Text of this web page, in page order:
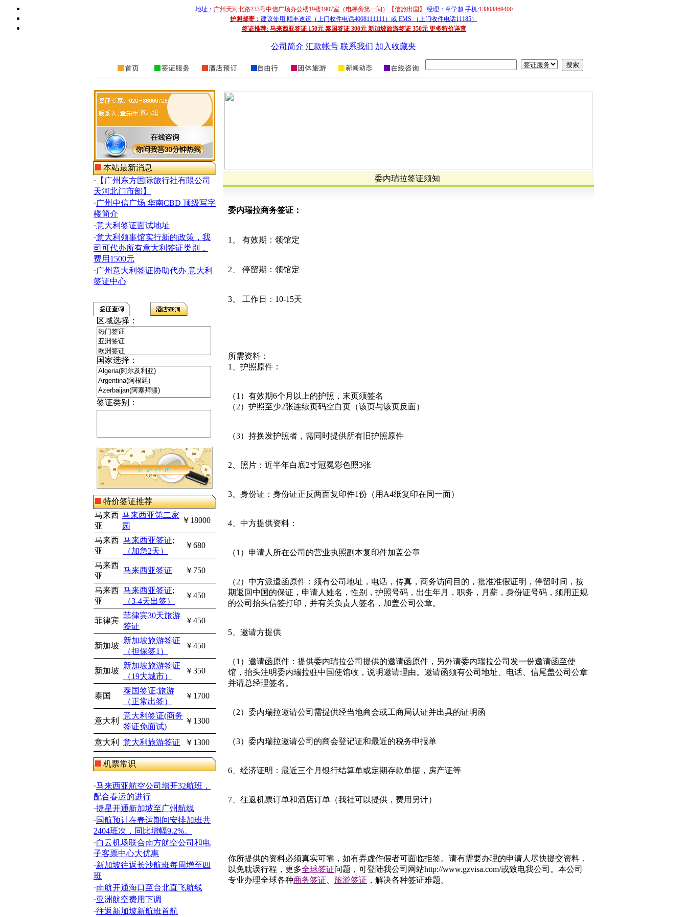
地址： 广州天河北路233号中信广场办公楼19楼1907室（电梯旁第一间）【信旅出国】 经理：章学超 手机:13808869400
护照邮寄： 建议使用 顺丰速运（上门收件电话4008111111）或 EMS （上门收件电话11185）
签证推荐: 马来西亚签证 150元 泰国签证 300元 新加坡旅游签证 350元 更多特价详查
公司简介 汇款帐号 联系我们 加入收藏夹
本站最新消息
· 【广州东方国际旅行社有限公司
天河北门市部】
·广州中信广场 华南CBD 顶级写字
楼简介
·意大利签证面试地址
·意大利领事馆实行新的政策，我
司可代办所有意大利签证类别，
费用1500元
·广州意大利签证协助代办 意大利
签证中心
区域选择：
国家选择：
签证类别：
特价签证推荐
马来西
亚
马来西亚第二家
园
￥18000
马来西
亚
马来西亚签证;
（加急2天）
￥680
马来西
亚
马来西亚签证 ￥750
马来西
亚
马来西亚签证;
（3-4天出签）
￥450
菲律宾
菲律宾30天旅游
签证
￥450
新加坡
新加坡旅游签证
（担保签1）
￥450
新加坡
新加坡旅游签证
（19大城市）
￥350
泰国
泰国签证;旅游
（正常出签）
￥1700
意大利
意大利签证(商务
签证免面试)
￥1300
意大利 意大利旅游签证 ￥1300
机票常识
·马来西亚航空公司增开32航班，
配合春运的进行
·捷星开通新加坡至广州航线
·国航预计在春运期间安排加班共
2404班次，同比增幅9.2%。
·白云机场联合南方航空公司和电
子客票中心大优惠
·新加坡往返长沙航班每周增至四
班
·南航开通海口至台北直飞航线
·亚洲航空费用下调
·往返新加坡新航班首航
委内瑞拉签证须知
委内瑞拉商务签证：
1、 有效期：领馆定
2、 停留期：领馆定
3、 工作日： 10-15天
所需资料：
1
、护照原件：
（1 ）有效期6个月以上的护照，末页须签名
（2）护照至少2张连续页码空白页（该页与该页反面）
（3）持换发护照者，需同时提供所有旧护照原件
2 、照片：近半年白底2寸冠冕彩色照3张
3 、身份证：身份证正反两面复印件1份（用 A4纸复印在同一面）
4 、中方提供资料：
（1 ）申请人所在公司的营业执照副本复印件加盖公章
（2）中方派遣函原件：须有公司地址，电话，传真，商务访问目的，批准准假证明，停留时间，按
期返回中国的保证，申请人姓名，性别，护照号码，出生年月，职务，月薪，身份证号码，须用正规
的公司抬头信签打印，并有关负责人签名，加盖公司公章。
5 、邀请方提供
（1 ）邀请函原件：提供委内瑞拉公司提供的邀请函原件，另外请委内瑞拉公司发一份邀请函至使
馆，抬头注明委内瑞拉驻中国使馆收，说明邀请理由。邀请函须有公司地址、电话、信尾盖公司公章
并请总经理签名。
（2）委内瑞拉邀请公司需提供经当地商会或工商局认证并出具的证明函
（3）委内瑞拉邀请公司的商会登记证和最近的税务申报单
6 、经济证明：最近三个月银行结算单或定期存款单据，房产证等
7 、往返机票订单和酒店订单（我社可以提供，费用另计）
你所提供的资料必须真实可靠，如有弄虚作假者可面临拒签。请有需要办理的申请人尽快提交资料，
以免耽误行程，更多全球签证问题，可登陆我公司网站http://www.gzvisa.com/或致电我公司。本公司
专业办理全球各种商务签证 旅游签证 ，解决各种签证难题。